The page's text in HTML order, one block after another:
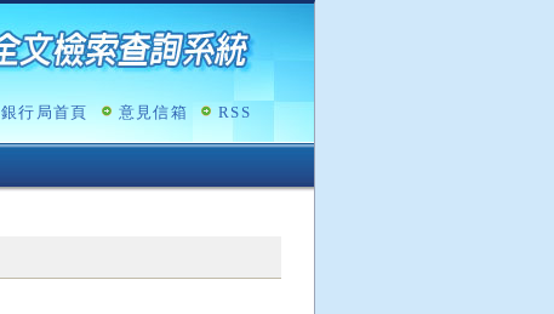
銀行局首頁 意見信箱 RSS